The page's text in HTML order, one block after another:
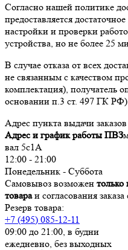
Согласно нашей политике
предоставляется
настройки и проверки
устройства, но не более 25
В случае отказа от всех
не связанным с качеством
комплектация), получатель
основании п.3 ст. 497 ГК
Адрес пункта выдачи
Адрес и график работы ПВЗ
вал 5с1А
12:00 - 21:00
Понедельник - Суббота
Самовывоз возможен только
товараи согласования
Резерв товара:
+7 (495) 085-12-11
09:00 до 21:00, в будни
ежедневно, без выходных